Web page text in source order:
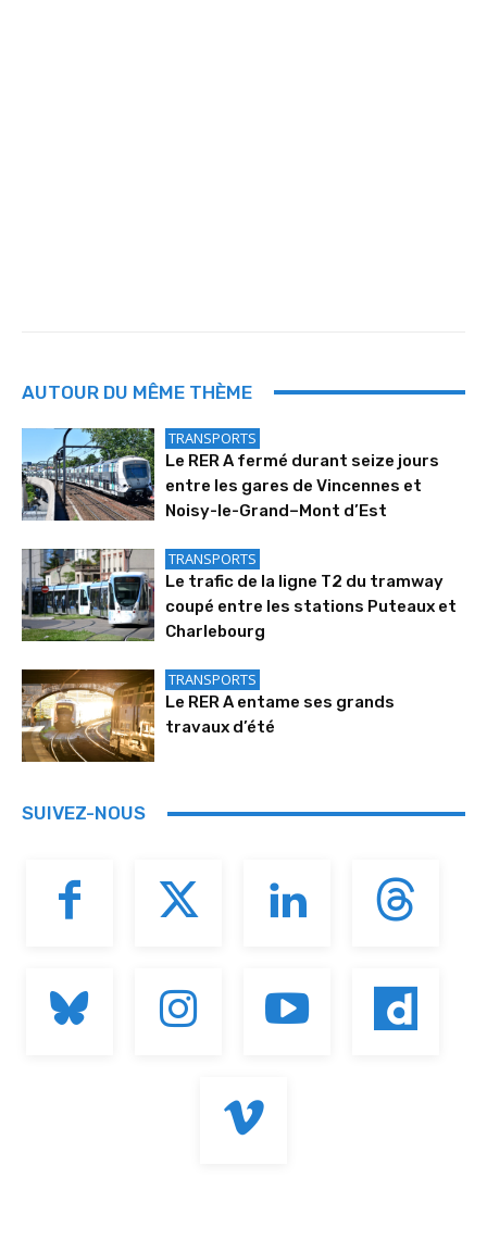
AUTOUR DU MÊME THÈME
TRANSPORTS
Le RER A fermé durant seize jours
entre les gares de Vincennes et
Noisy-le-Grand–Mont d’Est
TRANSPORTS
Le trafic de la ligne T2 du tramway
coupé entre les stations Puteaux et
Charlebourg
TRANSPORTS
Le RER A entame ses grands
travaux d’été
SUIVEZ-NOUS